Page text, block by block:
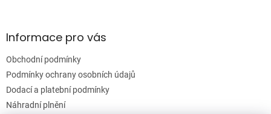
Informace pro vás
Obchodní podmínky
Podmínky ochrany osobních údajů
Dodací a platební podmínky
Náhradní plnění